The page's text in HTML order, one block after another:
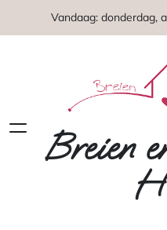
Vandaag: donderdag,
Breien